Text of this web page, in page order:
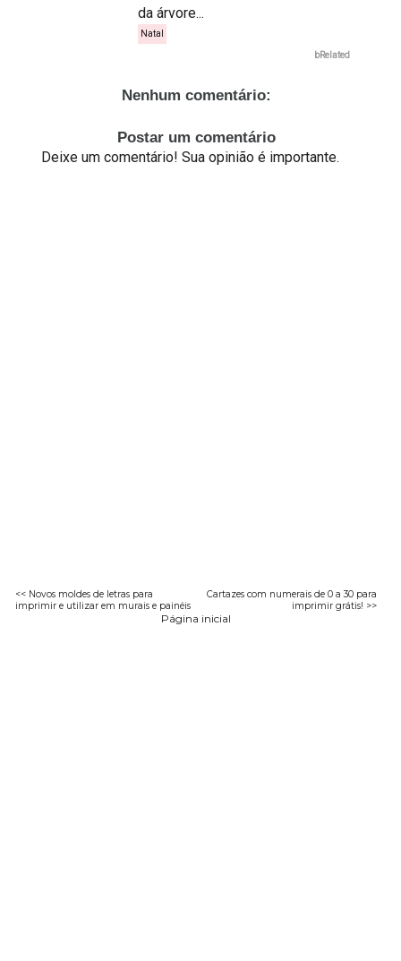
da árvore...
Natal
bRelated
Nenhum comentário:
Postar um comentário
Deixe um comentário! Sua opinião é importante.
<< Novos moldes de letras para
imprimir e utilizar em murais e painéis
Cartazes com numerais de 0 a 30 para
imprimir grátis! >>
Página inicial